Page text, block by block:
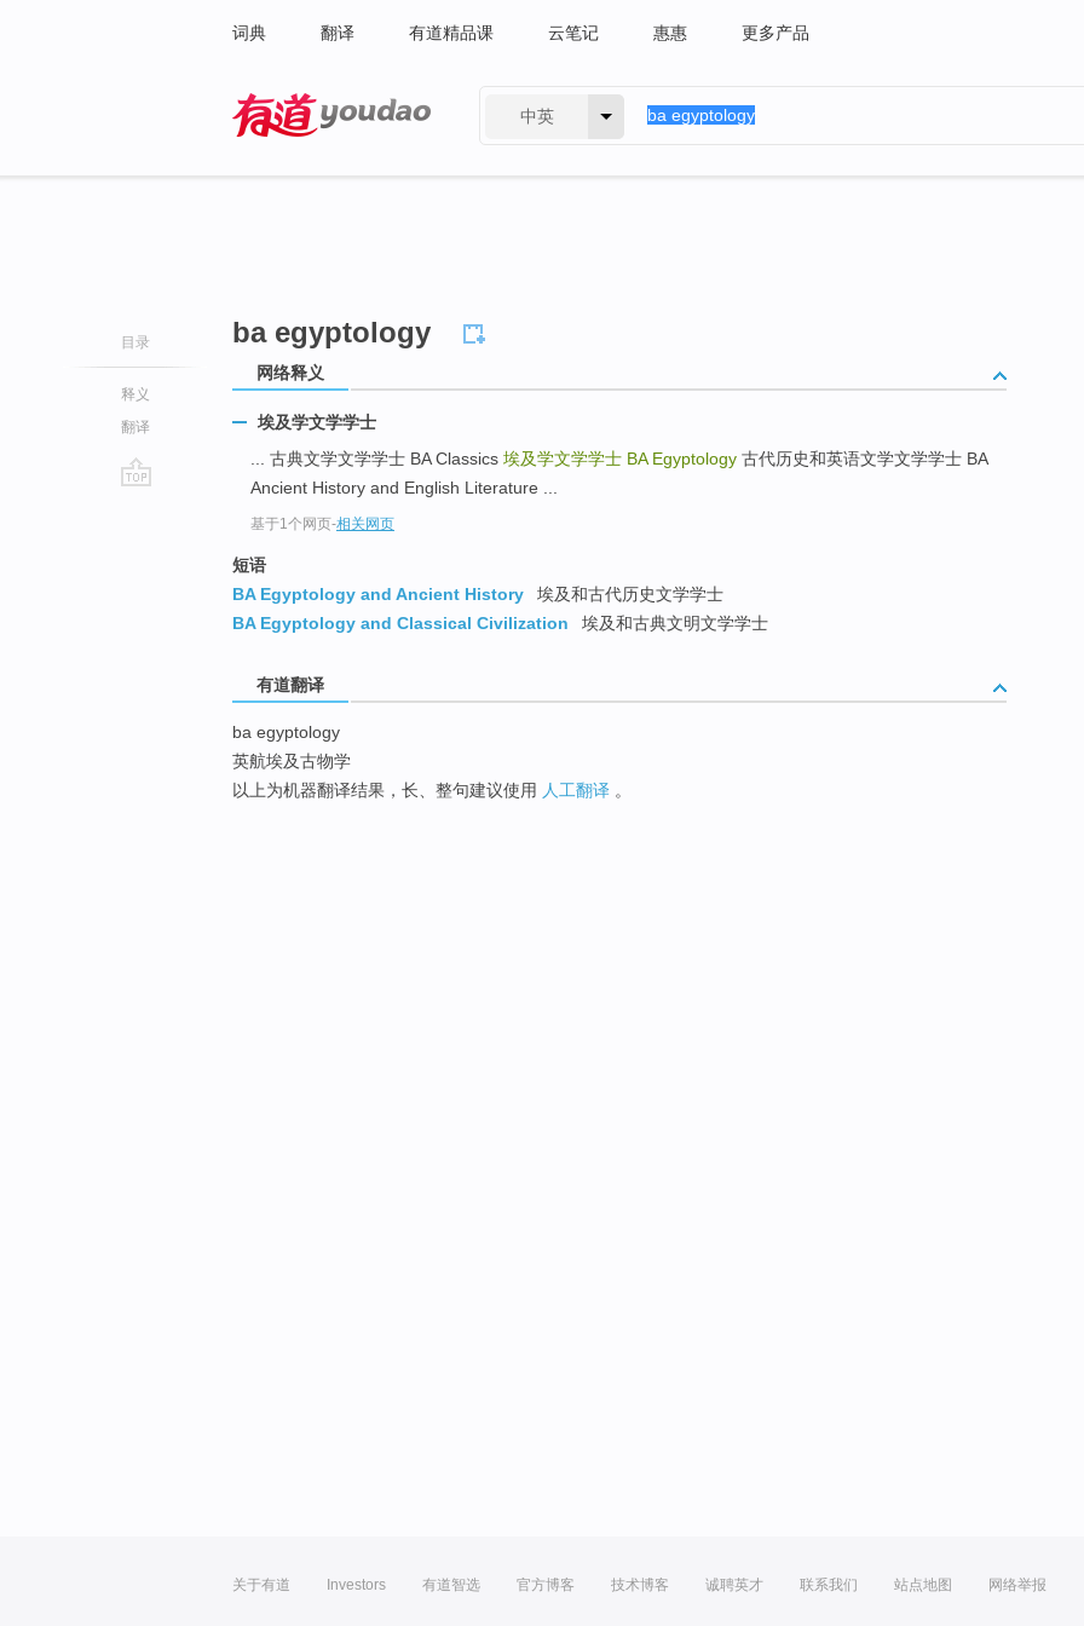
词典 翻译 有道精品课 云笔记 惠惠 更多产品
中英
目录
释义
翻译
ba egyptology
网络释义
埃及学文学学士
... 古典文学文学学士 BA Classics 埃及学文学学士 BA Egyptology 古代历史和英语文学文学学士 BA
Ancient History and English Literature ...
基于1个网页-相关网页
短语
BA Egyptology and Ancient History
埃及和古代历史文学学士
BA Egyptology and Classical Civilization
埃及和古典文明文学学士
有道翻译
ba egyptology
英航埃及古物学
以上为机器翻译结果，长、整句建议使用 人工翻译 。
关于有道 Investors 有道智选 官方博客 技术博客 诚聘英才 联系我们 站点地图 网络举报